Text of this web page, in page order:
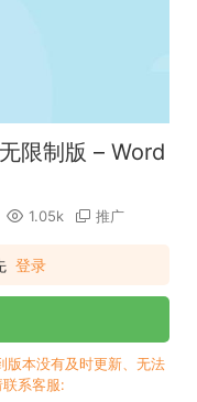
限制版 – Word
1.05k 推广
登录
版本没有及时更新、无法
系客服: